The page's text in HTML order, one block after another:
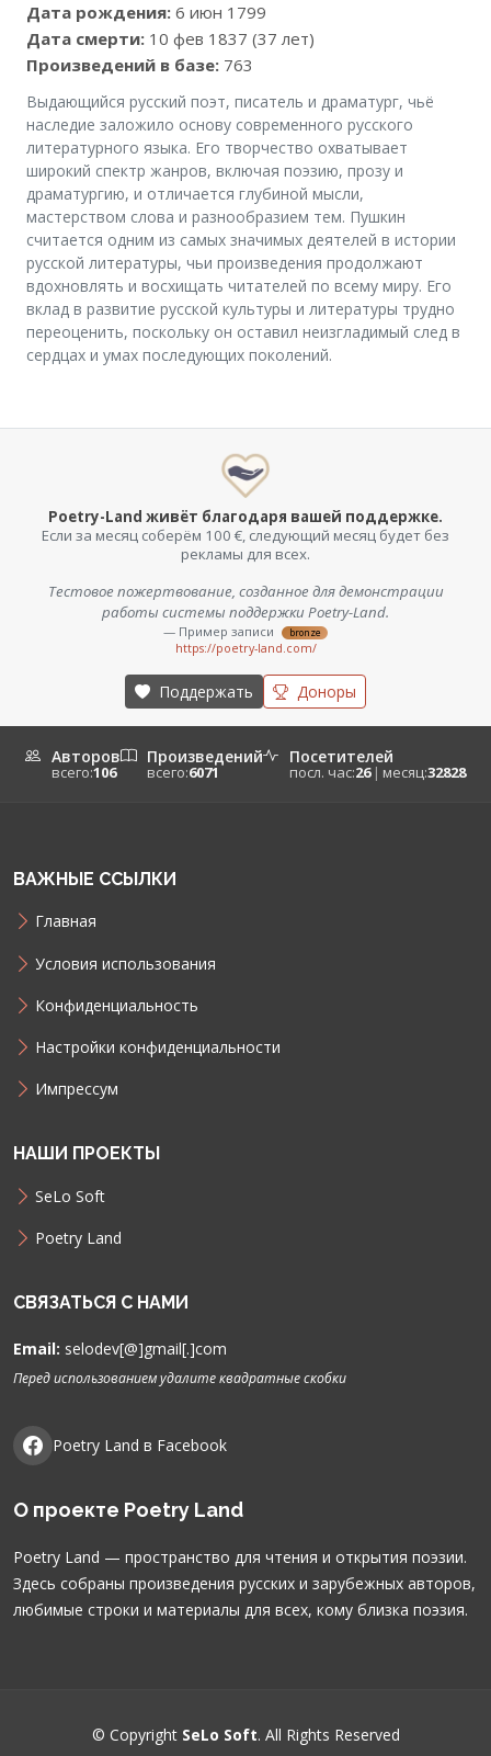
Дата рождения: 6 июн 1799
Дата смерти: 10 фев 1837 (37 лет)
Произведений в базе: 763
Выдающийся русский поэт, писатель и драматург, чьё
наследие заложило основу современного русского
литературного языка. Его творчество охватывает
широкий спектр жанров, включая поэзию, прозу и
драматургию, и отличается глубиной мысли,
мастерством слова и разнообразием тем. Пушкин
считается одним из самых значимых деятелей в истории
русской литературы, чьи произведения продолжают
вдохновлять и восхищать читателей по всему миру. Его
вклад в развитие русской культуры и литературы трудно
переоценить, поскольку он оставил неизгладимый след в
сердцах и умах последующих поколений.
Poetry-Land живёт благодаря вашей поддержке.
Если за месяц соберём 100 €, следующий месяц будет без
рекламы для всех.
Тестовое пожертвование, созданное для демонстрации
работы системы поддержки Poetry-Land.
— Пример записи bronze
https://poetry-land.com/
Поддержать Доноры
Авторов
всего:106
Произведений
всего:6071
Посетителей
посл. час:26 | месяц:32828
ВАЖНЫЕ ССЫЛКИ
Главная
Условия использования
Конфиденциальность
Настройки конфиденциальности
Импрессум
НАШИ ПРОЕКТЫ
SeLo Soft
Poetry Land
СВЯЗАТЬСЯ С НАМИ
Email: selodev[@]gmail[.]com
Перед использованием удалите квадратные скобки
Poetry Land в Facebook
О проекте Poetry Land
Poetry Land — пространство для чтения и открытия поэзии.
Здесь собраны произведения русских и зарубежных авторов,
любимые строки и материалы для всех, кому близка поэзия.
© Copyright SeLo Soft. All Rights Reserved